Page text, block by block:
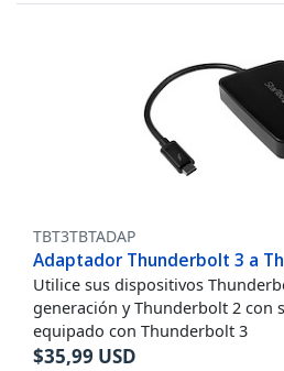
TBT3TBTADAP
Adaptador Thunderbolt 3 a
Utilice sus dispositivos
generación y Thunderbolt 2 con
equipado con Thunderbolt 3
$35,99 USD